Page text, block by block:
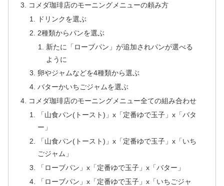
コメダ珈琲店のモーニングメニューの頼み方
ドリンクを選ぶ
2種類からパンを選ぶ
新たに「ローブパン」が追加されパンが選べる
ように
卵やジャムなどを4種類から選ぶ
バターかいちごジャムを選ぶ
コメダ珈琲店のモーニングメニュー全ての組み合わせ
「山食パン(トースト)」x「定番ゆで玉子」x「バタ
ー」
「山食パン(トースト)」x「定番ゆで玉子」x「いち
ごジャム」
「ローブパン」x「定番ゆで玉子」x「バター」
「ローブパン」x「定番ゆで玉子」x「いちごジャ